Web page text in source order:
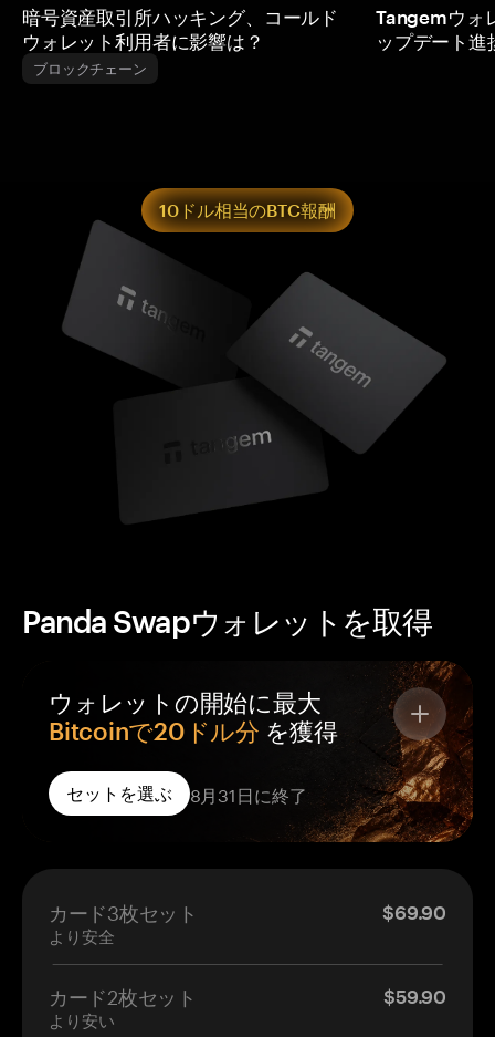
暗号資産取引所ハッキング、コールド
ウォレット利用者に影響は？
ブロックチェーン
Tangemウォ
ップデート進
10ドル相当のBTC報酬
Panda Swapウォレットを取得
ウォレットの開始に最大
Bitcoinで20ドル分 を獲得
ご注文のTangemウォレットにはすべてBTC
Rewardが付き、取引所ではなく、あなただけが管
理するウォレットに付与されます。
ご注文のウォレットごとに無料のBTC
きます
有効化から14日以内に付与
セットを選ぶ 8月31日に終了
カード3枚セット
より安全
$69.90
カード2枚セット
より安い
$59.90